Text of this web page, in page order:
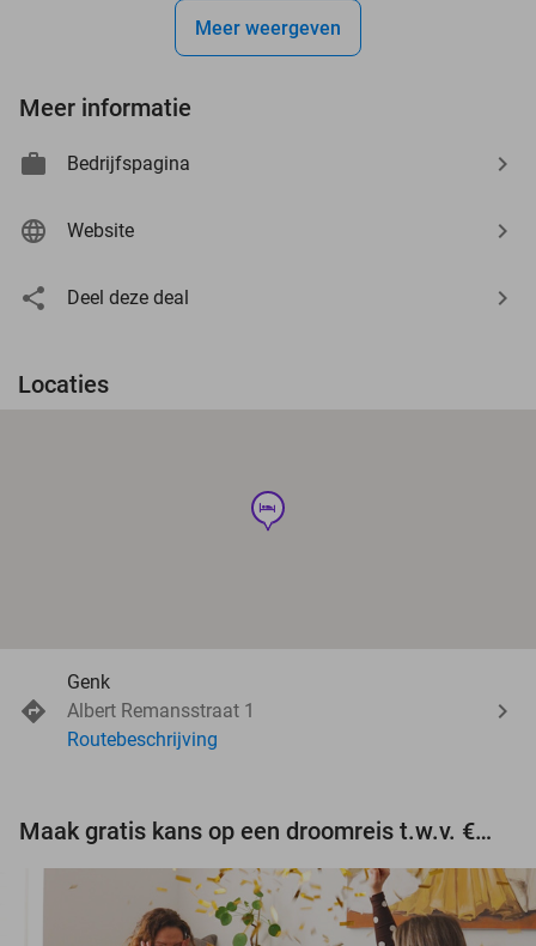
Meer weergeven
Meer informatie
Bedrijfspagina
Website
Deel deze deal
Locaties
hotel
Genk
Albert Remansstraat 1
Routebeschrijving
Maak gratis kans op een droomreis t.w.v. €3.000!